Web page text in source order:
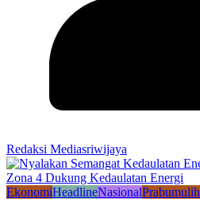
Redaksi Mediasriwijaya
EkonomiHeadlineNasionalPrabumulih